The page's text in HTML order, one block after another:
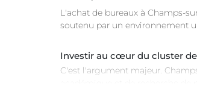
L'achat de bureaux à Champs-
soutenu par un environnement
Investir au cœur du cluster
C'est l'argument majeur.